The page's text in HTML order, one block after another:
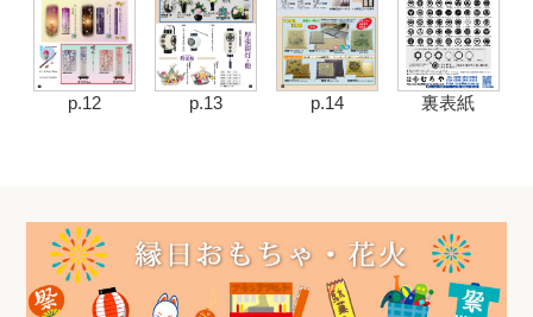
p.12 p.13 p.14 裏表紙